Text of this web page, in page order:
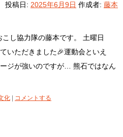
投稿日: 2025年6月9日 作成者: 藤本
し協力隊の藤本です。 土曜日
いただきました🎉運動会といえ
ジが強いのですが… 熊石ではなん
化 コメントする